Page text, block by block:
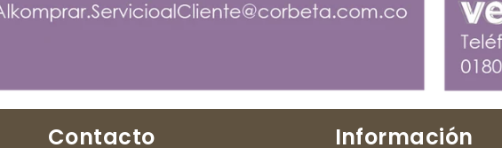
Contacto Información